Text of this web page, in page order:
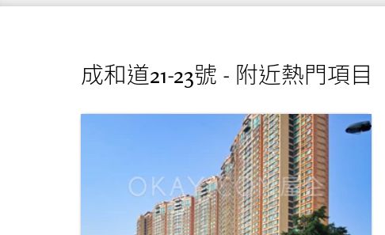
成和道21-23號 - 附近熱門項目